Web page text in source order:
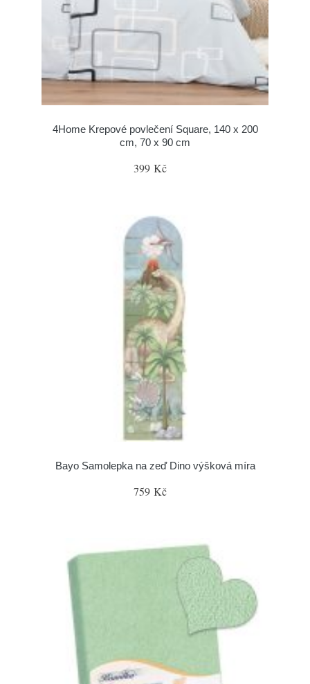
4Home Krepové povlečení Square, 140 x 200
cm, 70 x 90 cm
399 Kč
Bayo Samolepka na zeď Dino výšková míra
759 Kč